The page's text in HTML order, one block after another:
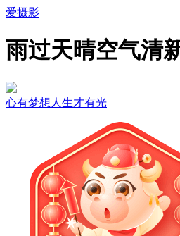
爱摄影
雨过天晴空气清
心有梦想人生才有光